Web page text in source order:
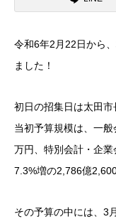
選挙ドットコム
令和6年2月22日から
ました！
初日の招集日は太田
当初予算規模は、一
万円、特別会計・企
7.3%増の2,786億
その予算の中には、3